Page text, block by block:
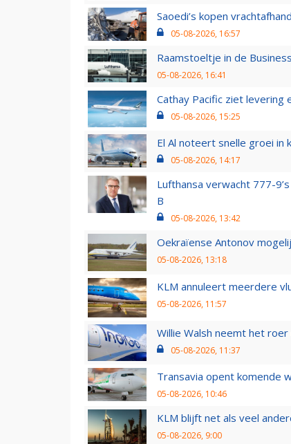
Saoedi’s kopen
05-08-2026, 16:57
Raamstoeltje in de
05-08-2026, 16:41
Cathay Pacific ziet levering
05-08-2026, 15:25
El Al noteert snelle groei
05-08-2026, 14:17
Lufthansa verwacht 777-
B
05-08-2026, 13:42
Oekraïense Antonov
05-08-2026, 13:18
KLM annuleert meerdere
05-08-2026, 11:57
Willie Walsh neemt het
05-08-2026, 11:37
Transavia opent komende
05-08-2026, 10:46
KLM blijft net als veel
05-08-2026, 9:00